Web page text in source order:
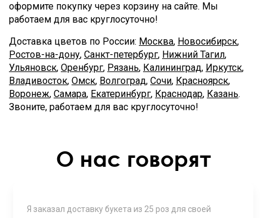
оформите покупку через корзину на сайте. Мы
работаем для вас круглосуточно!
Доставка цветов по России: Москва, Новосибирск,
Ростов-на-дону, Санкт-петербург, Нижний Тагил,
Ульяновск, Оренбург, Рязань, Калининград, Иркутск,
Владивосток, Омск, Волгоград, Сочи, Красноярск,
Воронеж, Самара, Екатеринбург, Краснодар, Казань.
Звоните, работаем для вас круглосуточно!
О нас говорят
Я заказал доставку букета из 25 роз для своей